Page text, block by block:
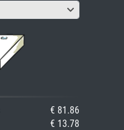
€ 81.86
€ 13.78